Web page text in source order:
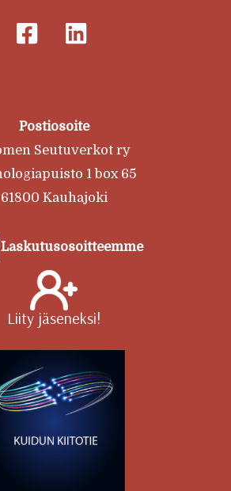
Postiosoite
Seutuverkot ry
1 box 65
61800 Kauhajoki
Laskutusosoitteemme
Liity jäseneksi!